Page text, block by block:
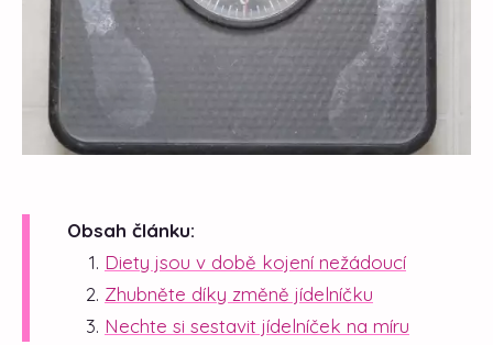
Obsah článku:
Diety jsou v době kojení nežádoucí
Zhubněte díky změně jídelníčku
Nechte si sestavit jídelníček na míru